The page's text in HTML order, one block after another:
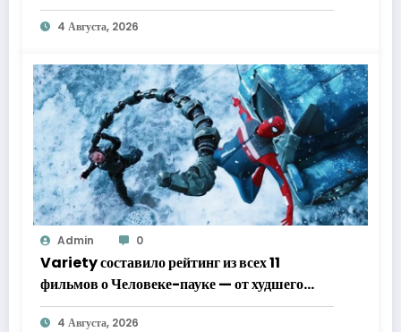
4 Августа, 2026
Admin 0
Variety составило рейтинг из всех 11
фильмов о Человеке-пауке — от худшего
к лучшему
4 Августа, 2026